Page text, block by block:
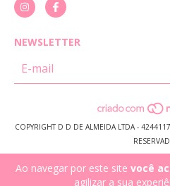
Ao navegar por este site você
agilizar a sua
NEWSLETTER
COPYRIGHT D D DE ALMEIDA LTDA -